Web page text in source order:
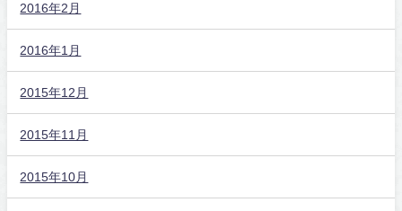
2016年2月
2016年1月
2015年12月
2015年11月
2015年10月